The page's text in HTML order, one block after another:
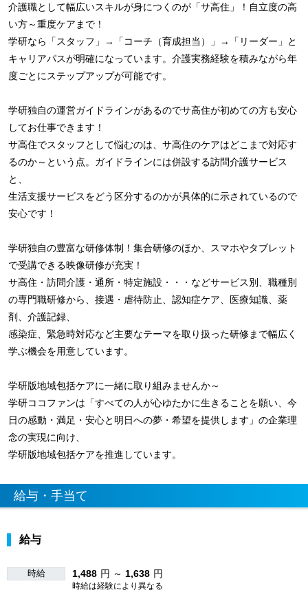
介護職として幅広いスキルが身につくのが「サ高住」！自立度の高
い方～重度ケアまで！
学研なら「スタッフ」→「コーチ（育成担当）」→「リーダー」と
キャリアパスが明確になっています。介護実務経験を積みながら年
度ごとにステップアップが可能です。
学研独自の運営ガイドラインがあるのでサ高住が初めての方も安心
してお仕事できます！
サ高住でスタッフとして悩むのは、サ高住のケアはどこまで対応す
るのか～という点。ガイドラインには併設する訪問介護サービス
と、
生活支援サービスをどう区分するのかが具体的に示されているので
安心です！
学研独自の豊富な研修体制！集合研修のほか、スマホやタブレット
で受講できる映像研修が充実！
サ高住・訪問介護・通所・特定施設・・・などサービス別、職種別
の専門職研修から、接遇・虐待防止、認知症ケア、医療知識、薬
剤、介護記録、
感染症、緊急時対応など主要なテーマを取り扱った研修まで幅広く
学ぶ機会を用意しています。
学研版地域包括ケアに一緒に取り組みませんか～
学研ココファンは「すべての人が心ゆたかに生きることを願い、今
日の感動・満足・安心と明日への夢・希望を提供します」の企業理
念の実現に向け、
学研版地域包括ケアを推進しています。
給与・手当て
給与
時給 1,488 円 ～ 1,638 円
時給は経験により異なる